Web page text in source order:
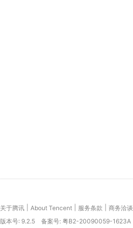
关于腾讯 About Tencent 服务条款 商务洽谈
版本号: 9.2.5 备案号: 粤B2-20090059-1623A